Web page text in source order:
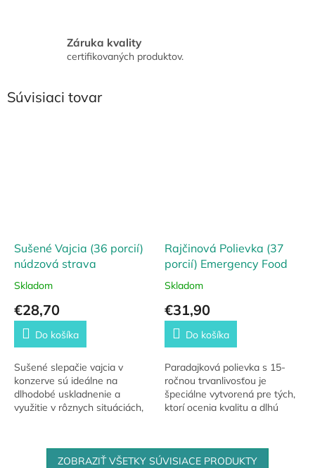
Záruka kvality
certifikovaných produktov.
Súvisiaci tovar
Sušené Vajcia (36 porcií)
núdzová strava
Skladom
€28,70
Do košíka
Sušené slepačie vajcia v
konzerve sú ideálne na
dlhodobé uskladnenie a
využitie v rôznych situáciách,
vákuovému baleniu,...
Rajčinová Polievka (37
porcií) Emergency Food
Skladom
€31,90
Do košíka
Paradajková polievka s 15-
ročnou trvanlivosťou je
špeciálne vytvorená pre tých,
ktorí ocenia kvalitu a dlhú
zložením...
ZOBRAZIŤ VŠETKY SÚVISIACE PRODUKTY